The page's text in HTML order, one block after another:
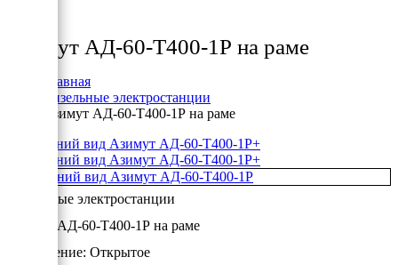
Азимут АД-60-Т400-1Р на раме
Главная
Дизельные электростанции
Азимут АД-60-Т400-1Р на раме
+
+
Дизельные электростанции
Азимут АД-60-Т400-1Р на раме
Исполнение: Открытое